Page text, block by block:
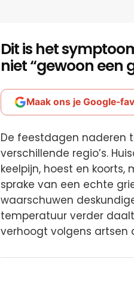
Dit is het
niet “gewoon een
Maak ons je Google-
De feestdagen naderen
verschillende regio’s.
keelpijn, hoest en
sprake van een echte
waarschuwen
temperatuur verder
verhoogt volgens artsen